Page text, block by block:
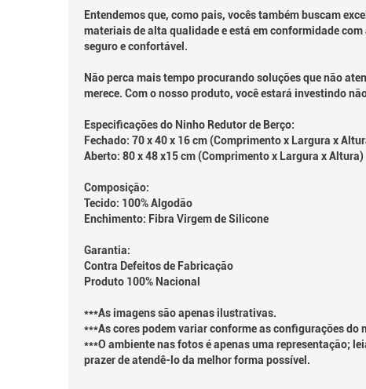
Entendemos que, como pais, vocês também buscam
materiais de alta qualidade e está em conformidade
seguro e confortável.
Não perca mais tempo procurando soluções que não
merece. Com o nosso produto, você estará investindo
Especificações do Ninho Redutor de Berço:
Fechado: 70 x 40 x 16 cm (Comprimento x Largura x
Aberto: 80 x 48 x15 cm (Comprimento x Largura x Altura)
Composição:
Tecido: 100% Algodão
Enchimento: Fibra Virgem de Silicone
Garantia:
Contra Defeitos de Fabricação
Produto 100% Nacional
***As imagens são apenas ilustrativas.
***As cores podem variar conforme as configurações do
***O ambiente nas fotos é apenas uma representação;
prazer de atendê-lo da melhor forma possível.